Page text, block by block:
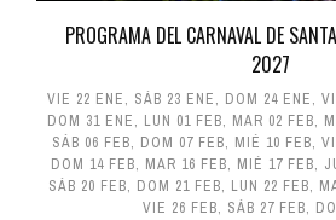
PROGRAMA DEL CARNAVAL DE
2027
VIE 22 ENE, SÁB 23 ENE, DOM 24 ENE,
DOM 31 ENE, LUN 01 FEB, MAR 02 FEB,
SÁB 06 FEB, DOM 07 FEB, MIÉ 10 FEB,
DOM 14 FEB, MAR 16 FEB, MIÉ 17 FEB,
SÁB 20 FEB, DOM 21 FEB, LUN 22 FEB,
VIE 26 FEB, SÁB 27 FEB,